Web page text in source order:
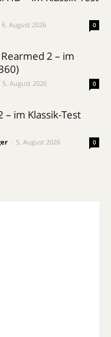
6. August 2026 0
2 – im
5. August 2026 0
– im Klassik-Test
5. August 2026 0